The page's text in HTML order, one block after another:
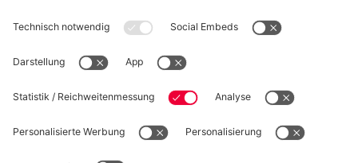
WIDERRUF
Datenschutz
Cookie Details